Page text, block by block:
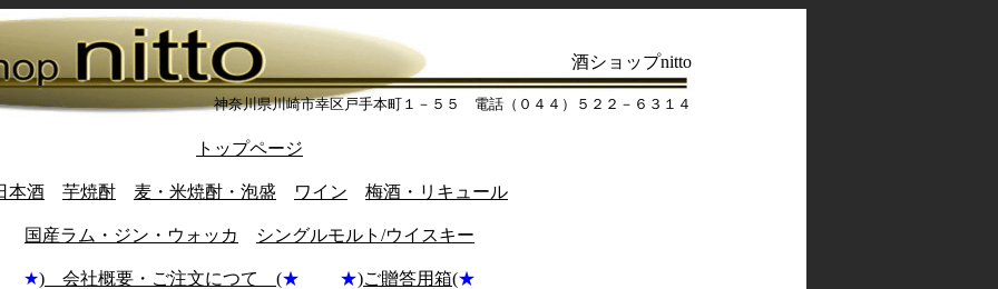
酒ショップnitto
神奈川県川崎市幸区戸手本町１－５５ 電話（０４４）５２２－６３１４
トップページ
本酒 芋焼酎 麦・米焼酎・泡盛 ワイン 梅酒・リキュール
国産ラム・ジン・ウォッカ シングルモルト/ウイスキー
★) 会社概要・ご注文につて (★ ★)ご贈答用箱(★